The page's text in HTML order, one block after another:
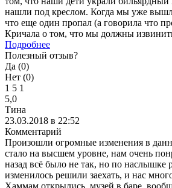
нашли под креслом. Когда мы уже
что еще один пропал (а говорила что
Кричала о том, что мы должны
Подробнее
Полезный отзыв?
Да (0)
Нет (0)
1 5 1
5,0
Тина
23.03.2018 в 22:52
Комментарий
Произошли огромные изменения в
стало на высшем уровне, нам очень
назад всё было не так, но по наслышке
изменилось решили заехать, и нас
Хаммам открылись, музей в баре,